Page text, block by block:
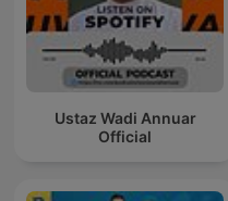
Ustaz Wadi Annuar
Official